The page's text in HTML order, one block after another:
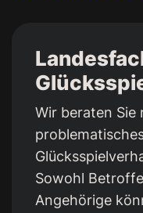
Wir beraten Sie
Sowohl
Angehörige